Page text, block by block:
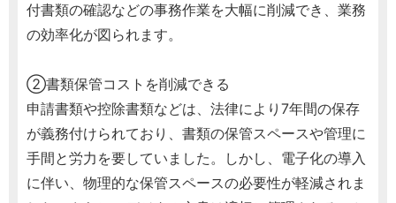
付書類の確認などの事務作業を大幅に削減でき、業務
の効率化が図られます。
②書類保管コストを削減できる
申請書類や控除書類などは、法律により7年間の保存
が義務付けられており、書類の保管スペースや管理に
手間と労力を要していました。しかし、電子化の導入
に伴い、物理的な保管スペースの必要性が軽減されま